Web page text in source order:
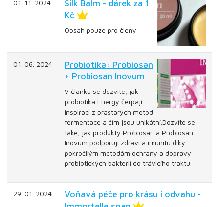
01. 11. 2024
Silk Balm - dárek za 1
Kč
Obsah pouze pro členy
01. 06. 2024
Probiotika: Probiosan
+ Probiosan Inovum
V článku se dozvíte, jak
probiotika Energy čerpají
inspiraci z prastarých metod
fermentace a čím jsou unikátní.Dozvíte se
také, jak produkty Probiosan a Probiosan
Inovum podporují zdraví a imunitu díky
pokročilým metodám ochrany a dopravy
probiotických bakterií do trávicího traktu.
29. 01. 2024
Voňavá péče pro krásu i odvahu -